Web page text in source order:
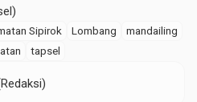
Sipirok Lombang
mandailing
tapsel